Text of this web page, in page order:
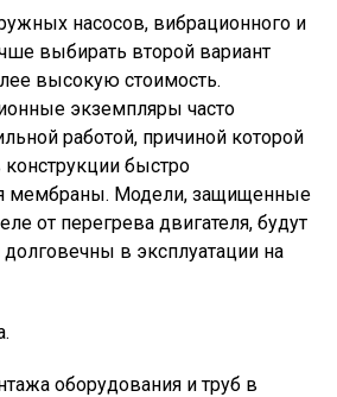
насосов, вибрационного и
выбирать второй вариант
высокую стоимость.
экземпляры часто
работой, причиной которой
конструкции быстро
мембраны. Модели, защищенные
от перегрева двигателя, будут
в эксплуатации на
оборудования и труб в